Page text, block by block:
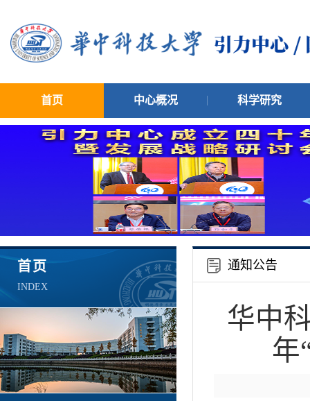
首页 中心概况 科学研究
首页
INDEX
通知公告
华中
年